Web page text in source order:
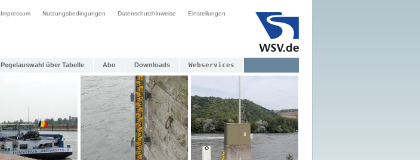
Impressum Nutzungsbedingungen Datenschutzhinweise Einstellungen
Pegelauswahl über Tabelle Abo Downloads Webservices